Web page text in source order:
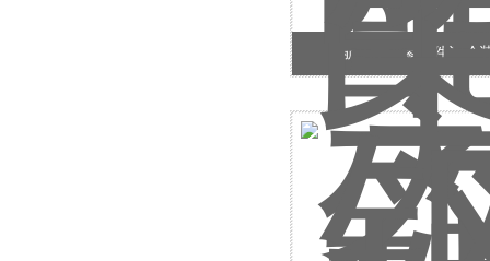
航天精密零部件深冷